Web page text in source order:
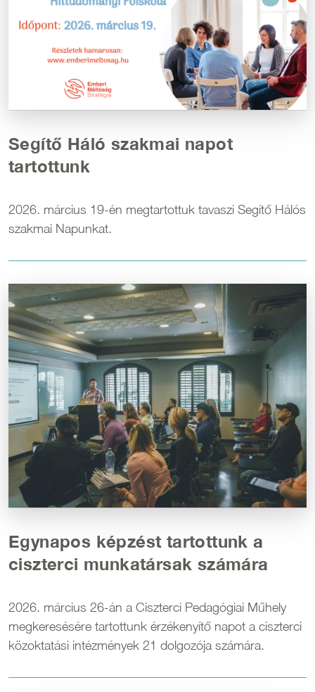
Segítő Háló szakmai napot
tartottunk
2026. március 19-én megtartottuk tavaszi Segítő Hálós
szakmai Napunkat.
Kép
Egynapos képzést tartottunk a
ciszterci munkatársak számára
2026. március 26-án a Ciszterci Pedagógiai Műhely
megkeresésére tartottunk érzékenyítő napot a ciszterci
közoktatási intézmények 21 dolgozója számára.